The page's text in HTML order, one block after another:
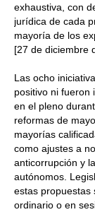
exhaustiva, con
jurídica de cada
mayoría de los
[27 de diciembre
Las ocho
positivo ni fueron
en el pleno
reformas de
mayorías
como ajustes a
anticorrupción y
autónomos.
estas propuestas
ordinario o en